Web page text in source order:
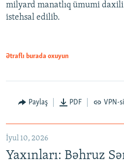
Auto 240p
milyard manatlıq ümumi
istehsal edilib.
Ətraflı burada oxuyun
Paylaş PDF VPN-
İyul 10, 2026
Yaxınları: Bəhruz